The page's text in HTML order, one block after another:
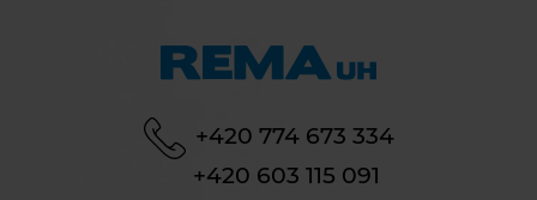
+420 774 673 334
+420 603 115 091